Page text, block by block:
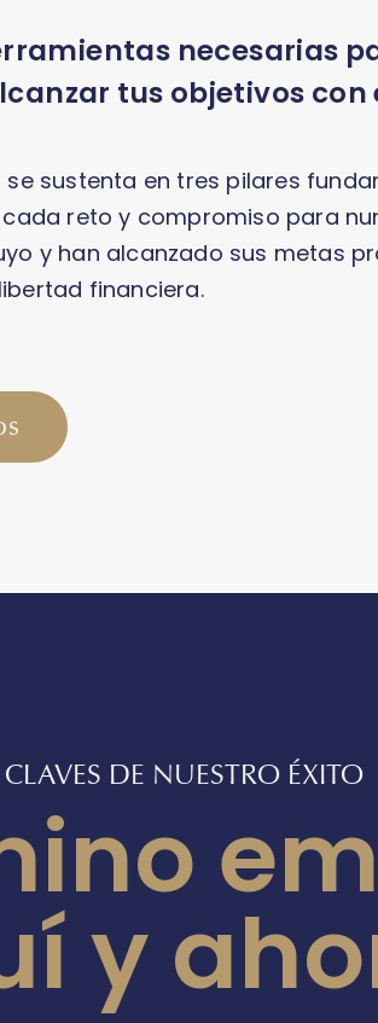
necesarias
tus objetivos con
se sustenta en tres pilares
reto y compromiso para
y han alcanzado sus metas
financiera.
CLAVES DE NUESTRO ÉXITO
y